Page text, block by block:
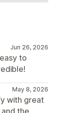
Jun 26, 2026
to
May 8, 2026
with great
the